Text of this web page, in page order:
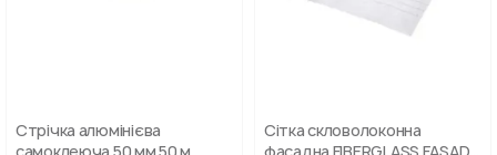
Стрічка алюмінієва
Сітка скловолоконна